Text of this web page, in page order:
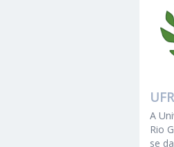
A
Rio
se